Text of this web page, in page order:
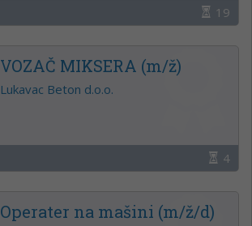
19
VOZAČ MIKSERA (m/ž)
Lukavac Beton d.o.o.
4
Operater na mašini (m/ž/d)